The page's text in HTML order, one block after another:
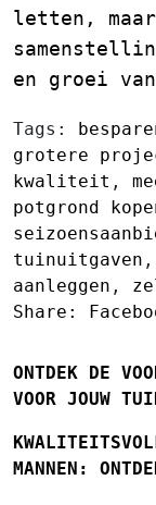
letten,
en groei
Tags:
grotere
kwaliteit ,
potgrond
tuinuitgaven ,
aanleggen ,
Share:
ONTDEK DE
VOOR JOUW
MANNEN: